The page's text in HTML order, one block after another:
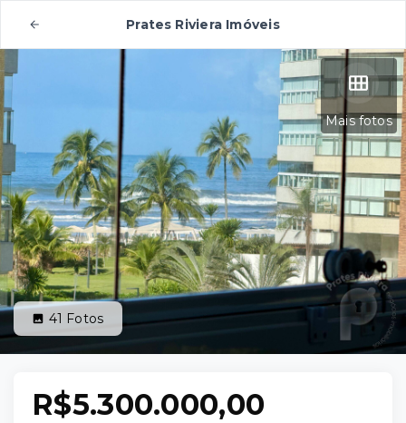
Prates Riviera Imóveis
Mais fotos
41 Fotos
R$5.300.000,00